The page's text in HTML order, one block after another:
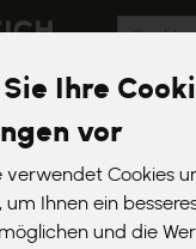
Sie Ihre
vor
verwendet Cookies
um Ihnen ein
und die
4 + 1